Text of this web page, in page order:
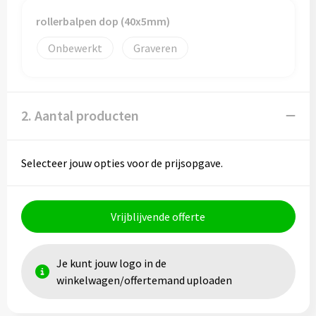
rollerbalpen dop (40x5mm)
Onbewerkt
Graveren
2. Aantal producten
Selecteer jouw opties voor de prijsopgave.
Vrijblijvende offerte
Je kunt jouw logo in de
winkelwagen/offertemand uploaden